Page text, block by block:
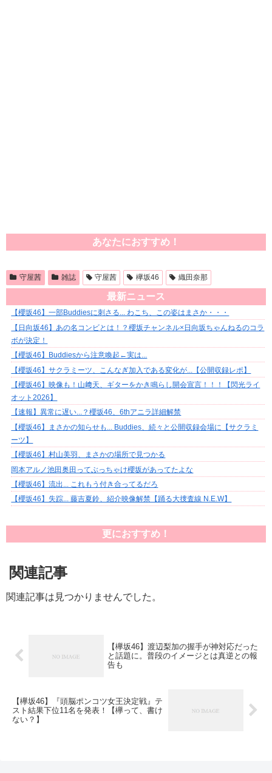
あなたにおすすめ！
守屋茜 雑誌 守屋茜 欅坂46 織田奈那
最新ニュース
【櫻坂46】一部Buddiesに刺さる... わこち、この姿はまさか・・・
【日向坂46】あの名コンビとは！？櫻坂チャンネル×日向坂ちゃんねるのコラ
ボが決定！
【櫻坂46】Buddiesから注意喚起←実は...
【櫻坂46】サクラミーツ、こんなぎ加入である変化が...【公開収録レポ】
【櫻坂46】映像も！山﨑天、ギターをかき鳴らし開会宣言！！！【閃光ライ
オット2026】
【速報】異常に遅い...？櫻坂46、6thアニラ詳細解禁
【櫻坂46】まさかの知らせも... Buddies、続々と公開収録会場に【サクラミ
ーツ】
【櫻坂46】村山美羽、まさかの場所で見つかる
岡本アルノ池田奥田ってぶっちゃけ櫻坂があってたよな
【櫻坂46】流出... これもう付き合ってるだろ
【櫻坂46】失踪... 藤吉夏鈴、紹介映像解禁【踊る大捜査線 N.E.W】
更におすすめ！
関連記事
関連記事は見つかりませんでした。
【欅坂46】渡辺梨加の握手が神対応だった
と話題に。普段のイメージとは真逆との報
告も
【欅坂46】『頭脳ポンコツ女王決定戦』テ
スト結果下位11名を発表！【欅って、書け
ない？】